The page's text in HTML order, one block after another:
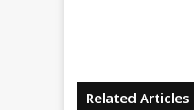
Related Articles